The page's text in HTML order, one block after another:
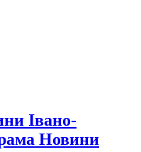
Івано-
Новини